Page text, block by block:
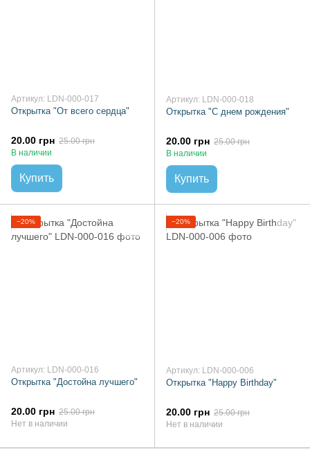
Артикул: LDN-000-017
Открытка "От всего сердца"
20.00 грн 25.00 грн
В наличии
Купить
Артикул: LDN-000-018
Открытка "С днем ​​рождения"
20.00 грн 25.00 грн
В наличии
Купить
−20%
Артикул: LDN-000-016
Открытка "Достойна лучшего"
20.00 грн 25.00 грн
Нет в наличии
−20%
Артикул: LDN-000-006
Открытка "Happy Birthday"
20.00 грн 25.00 грн
Нет в наличии